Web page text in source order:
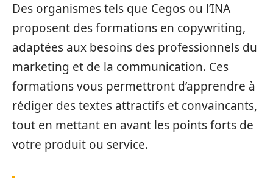
Des organismes tels que Cegos ou l’INA
proposent des formations en copywriting,
adaptées aux besoins des professionnels du
marketing et de la communication. Ces
formations vous permettront d’apprendre à
rédiger des textes attractifs et convaincants,
tout en mettant en avant les points forts de
votre produit ou service.